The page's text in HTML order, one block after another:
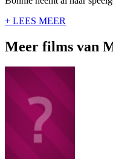
+ LEES MEER
Meer films van